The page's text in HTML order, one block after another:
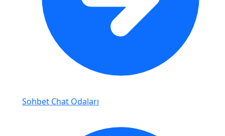
Sohbet Chat Odaları